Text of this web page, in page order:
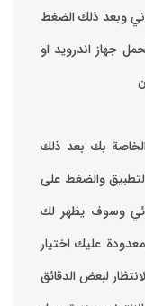
وبعد ذلك الضغط
جهاز اندرويد او
بك ‏بعد ذلك
والضغط على
وسوف يظهر لك
‏عليك اختيار
لبعض الدقائق